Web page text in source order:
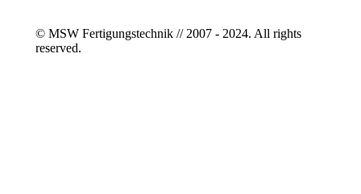
© MSW Fertigungstechnik // 2007 - 2024. All rights
reserved.